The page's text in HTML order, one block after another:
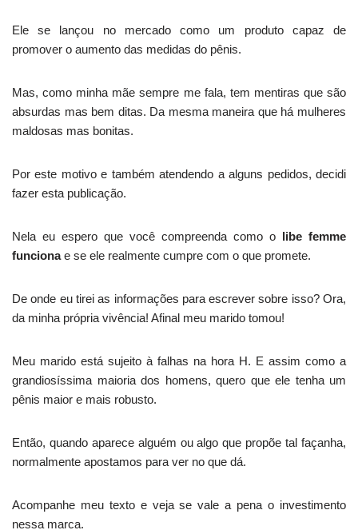
Ele se lançou no mercado como um produto capaz de
promover o aumento das medidas do pênis.
Mas, como minha mãe sempre me fala, tem mentiras que são
absurdas mas bem ditas. Da mesma maneira que há mulheres
maldosas mas bonitas.
Por este motivo e também atendendo a alguns pedidos, decidi
fazer esta publicação.
Nela eu espero que você compreenda como o libe femme
funcionae se ele realmente cumpre com o que promete.
De onde eu tirei as informações para escrever sobre isso? Ora,
da minha própria vivência! Afinal meu marido tomou!
Meu marido está sujeito à falhas na hora H. E assim como a
grandiosíssima maioria dos homens, quero que ele tenha um
pênis maior e mais robusto.
Então, quando aparece alguém ou algo que propõe tal façanha,
normalmente apostamos para ver no que dá.
Acompanhe meu texto e veja se vale a pena o investimento
nessa marca.